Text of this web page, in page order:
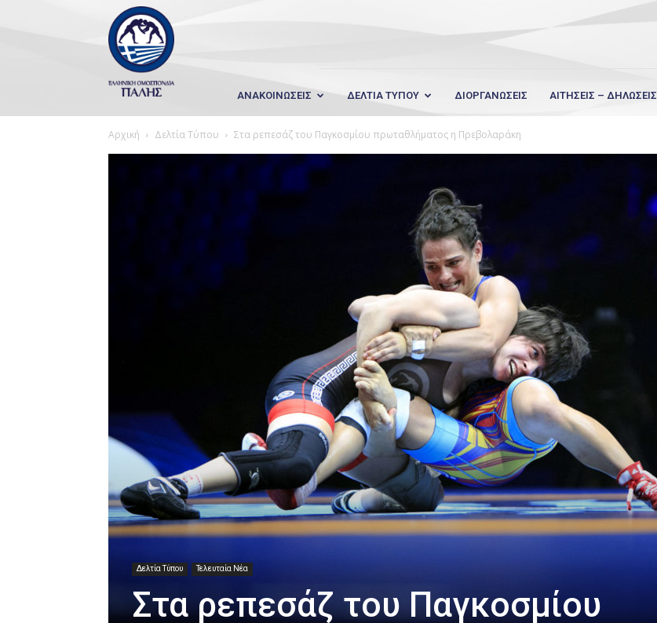
Wrestling
Hellas
ΑΝΑΚΟΙΝΩΣΕΙΣ ΔΕΛΤΙΑ ΤΥΠΟΥ ΔΙΟΡΓΑΝΩΣΕΙΣ ΑΙΤΗΣΕΙΣ – ΔΗΛΩΣΕΙΣ
Αρχική Δελτία Τύπου Στα ρεπεσάζ του Παγκοσμίου πρωταθλήματος η Πρεβολαράκη
Δελτία Τύπου Τελευταία Νέα
Στα ρεπεσάζ του Παγκοσμίου